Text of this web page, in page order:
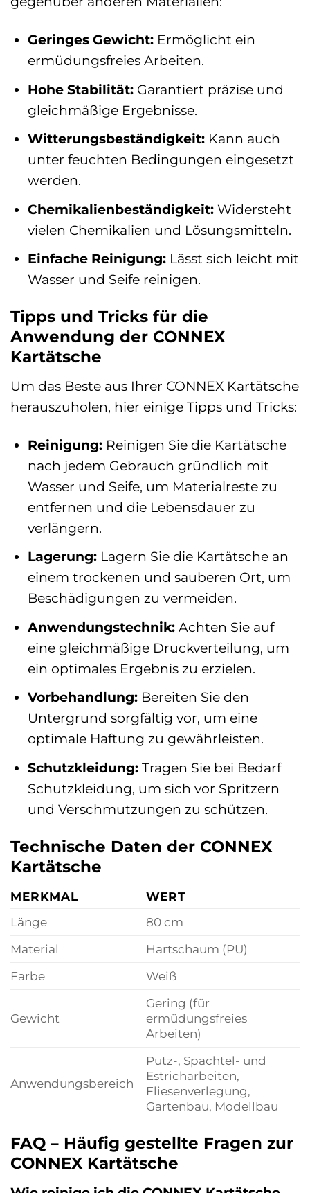
Geringes Gewicht:Ermöglicht ein
ermüdungsfreies Arbeiten.
Hohe Stabilität:Garantiert präzise und
gleichmäßige Ergebnisse.
Witterungsbeständigkeit:Kann auch
unter feuchten Bedingungen eingesetzt
werden.
Chemikalienbeständigkeit:Widersteht
vielen Chemikalien und Lösungsmitteln.
Einfache Reinigung:Lässt sich leicht mit
Wasser und Seife reinigen.
Tipps und Tricks für die
Anwendung der CONNEX
Kartätsche
Um das Beste aus Ihrer CONNEX Kartätsche
herauszuholen, hier einige Tipps und Tricks:
Reinigung:Reinigen Sie die Kartätsche
nach jedem Gebrauch gründlich mit
Wasser und Seife, um Materialreste zu
entfernen und die Lebensdauer zu
verlängern.
Lagerung:Lagern Sie die Kartätsche an
einem trockenen und sauberen Ort, um
Beschädigungen zu vermeiden.
Anwendungstechnik:Achten Sie auf
eine gleichmäßige Druckverteilung, um
ein optimales Ergebnis zu erzielen.
Vorbehandlung:Bereiten Sie den
Untergrund sorgfältig vor, um eine
optimale Haftung zu gewährleisten.
Schutzkleidung:Tragen Sie bei Bedarf
Schutzkleidung, um sich vor Spritzern
und Verschmutzungen zu schützen.
Technische Daten der CONNEX
Kartätsche
MERKMAL
WERT
Länge
80 cm
Material
Hartschaum (PU)
Farbe
Weiß
Gewicht
Gering (für
ermüdungsfreies
Arbeiten)
Anwendungsbereich
Putz-, Spachtel- und
Estricharbeiten,
Fliesenverlegung,
Gartenbau, Modellbau
FAQ – Häufig gestellte Fragen zur
CONNEX Kartätsche